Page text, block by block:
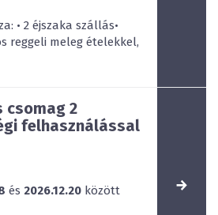
• 2 éjszaka szállás•
reggeli meleg ételekkel,
csomag 2
felhasználással
és 2026.12.20 között